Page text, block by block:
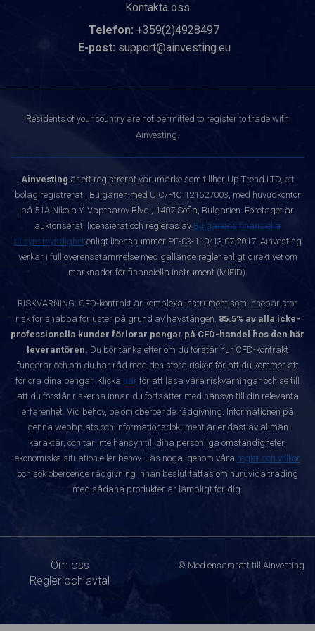
Kontakta oss
Telefon: +359(2)4928497
E-post: support@ainvesting.eu
Residents of your country are not permitted to register to trade with
Ainvesting.
Ainvesting är ett registrerat varumärke som tillhör Up Trend LTD, ett
bolag registrerat i Bulgarien med UIC/PIC 121527003, med huvudkontor
på 51A Nikola Y. Vaptsarov Blvd., 1407 Sofia, Bulgarien. Företaget är
auktoriserat, licensierat och regleras av Bulgariens finansiella
tillsynsmyndighetenligt licensnummer РГ-03-110/13.07.2017. Ainvesting
verkar i full överensstämmelse med gällande regler enligt direktivet om
marknader för finansiella instrument (MiFID).
RISKVARNING: CFD-kontrakt är komplexa instrument som innebär stor
risk för snabba förluster på grund av hävstången. 85.5% av alla icke-
professionella kunder förlorar pengar på CFD-handel hos den här
leverantören. Du bör tänka efter om du förstår hur CFD-kontrakt
fungerar och om du har råd med den stora risken för att du kommer att
förlora dina pengar. Klicka här för att läsa våra riskvarningar och se till
att du förstår riskerna innan du fortsätter med hänsyn till din relevanta
erfarenhet. Vid behov, be om oberoende rådgivning. Informationen på
denna webbplats och informationsdokument är endast av allmän
karaktär, och tar inte hänsyn till dina personliga omständigheter,
ekonomiska situation eller behov. Läs noga igenom våra regler och villkor
och sök oberoende rådgivning innan beslut fattas om huruvida trading
med sådana produkter är lämpligt för dig.
Om oss
Regler och avtal
© Med ensamrätt till Ainvesting